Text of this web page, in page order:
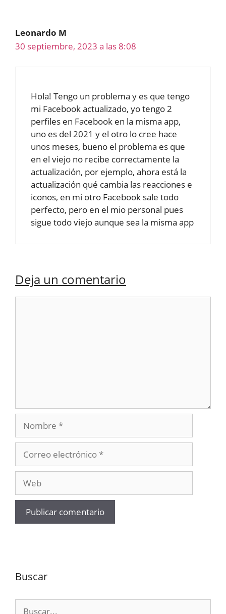
Leonardo M
30 septiembre, 2023 a las 8:08
Hola! Tengo un problema y es que tengo
mi Facebook actualizado, yo tengo 2
perfiles en Facebook en la misma app,
uno es del 2021 y el otro lo cree hace
unos meses, bueno el problema es que
en el viejo no recibe correctamente la
actualización, por ejemplo, ahora está la
actualización qué cambia las reacciones e
iconos, en mi otro Facebook sale todo
perfecto, pero en el mio personal pues
sigue todo viejo aunque sea la misma app
Deja un comentario
Nombre
electrónico
Buscar